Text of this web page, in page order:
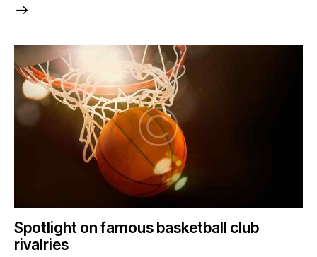
Spotlight on famous basketball club
rivalries